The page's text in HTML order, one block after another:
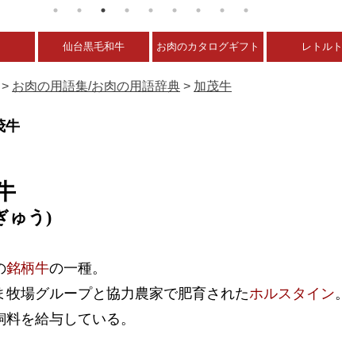
仙台黒毛和牛 お肉のカタログギフト レトルト
お肉の用語集/お肉の用語辞典 > 加茂牛
牛
ゅう)
銘柄牛の一種。
牧場グループと協力農家で肥育されたホルスタイン。
料を給与している。